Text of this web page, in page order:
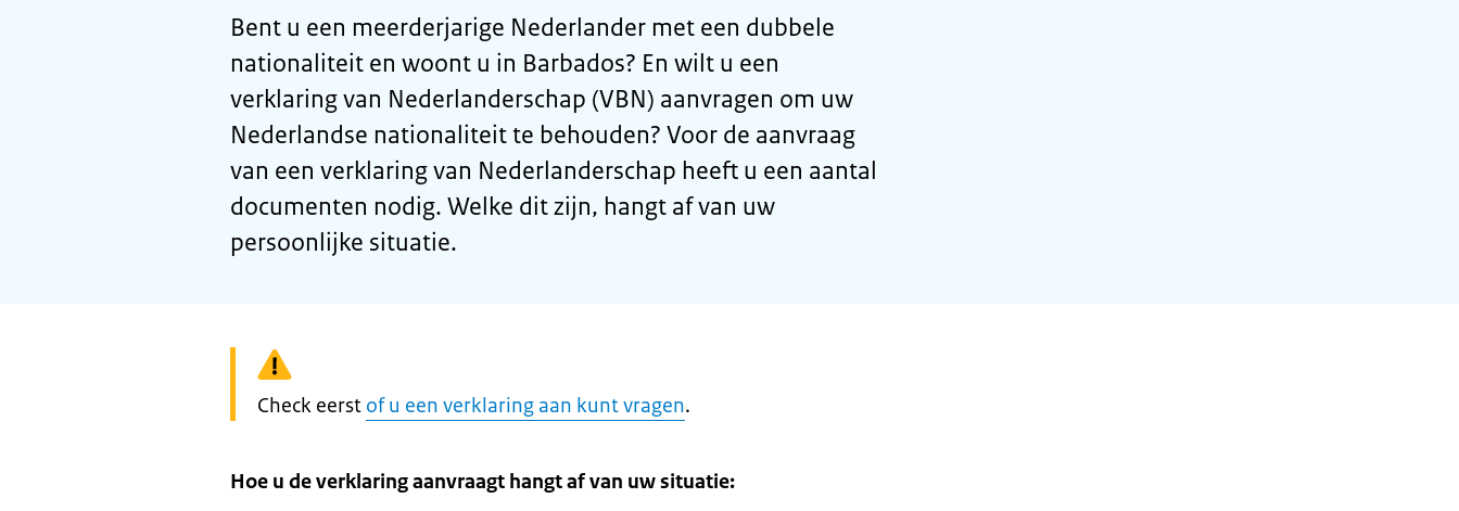
Bent u een meerderjarige Nederlander met een dubbele
nationaliteit en woont u in Barbados? En wilt u een
verklaring van Nederlanderschap (VBN) aanvragen om uw
Nederlandse nationaliteit te behouden? Voor de aanvraag
van een verklaring van Nederlanderschap heeft u een aantal
documenten nodig. Welke dit zijn, hangt af van uw
persoonlijke situatie.
Waarschuwing:
Check eerst of u een verklaring aan kunt vragen.
Hoe u de verklaring aanvraagt hangt af van uw situatie: